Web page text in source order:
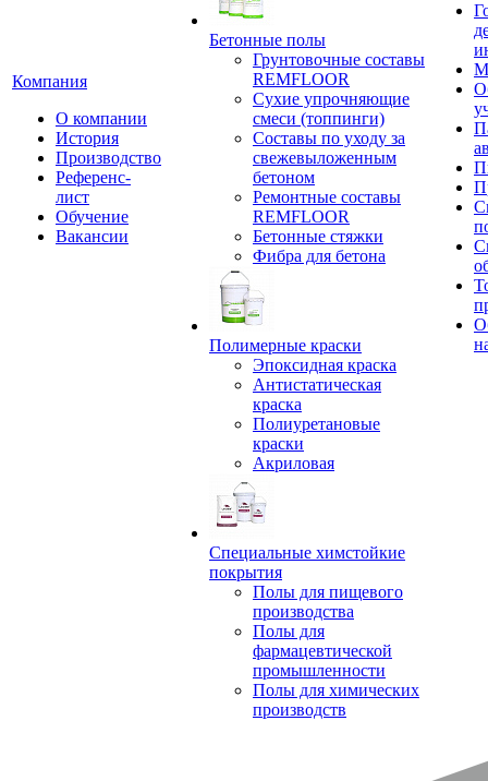
Компания
О компании
История
Производство
Референс-
лист
Обучение
Вакансии
Бетонные полы
Грунтовочные составы
REMFLOOR
Сухие упрочняющие
смеси (топпинги)
Составы по уходу за
свежевыложенным
бетоном
Ремонтные составы
REMFLOOR
Бетонные стяжки
Фибра для бетона
Полимерные краски
Эпоксидная краска
Антистатическая
краска
Полиуретановые
краски
Акриловая
Специальные химстойкие
покрытия
Полы для пищевого
производства
Полы для
фармацевтической
промышленности
Полы для химических
производств